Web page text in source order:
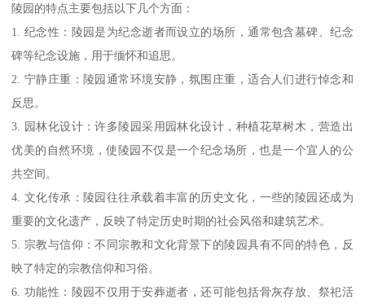
陵园的特点主要包括以下几个方面：
1. 纪念性：陵园是为纪念逝者而设立的场所，通常包含墓碑、纪念
碑等纪念设施，用于缅怀和追思。
2. 宁静庄重：陵园通常环境安静，氛围庄重，适合人们进行悼念和
反思。
3. 园林化设计：许多陵园采用园林化设计，种植花草树木，营造出
优美的自然环境，使陵园不仅是一个纪念场所，也是一个宜人的公
共空间。
4. 文化传承：陵园往往承载着丰富的历史文化，一些的陵园还成为
重要的文化遗产，反映了特定历史时期的社会风俗和建筑艺术。
5. 宗教与信仰：不同宗教和文化背景下的陵园具有不同的特色，反
映了特定的宗教信仰和习俗。
6. 功能性：陵园不仅用于安葬逝者，还可能包括骨灰存放、祭祀活